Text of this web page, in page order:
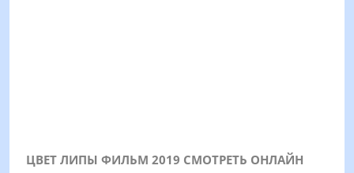
ЦВЕТ ЛИПЫ ФИЛЬМ 2019 СМОТРЕТЬ ОНЛАЙН